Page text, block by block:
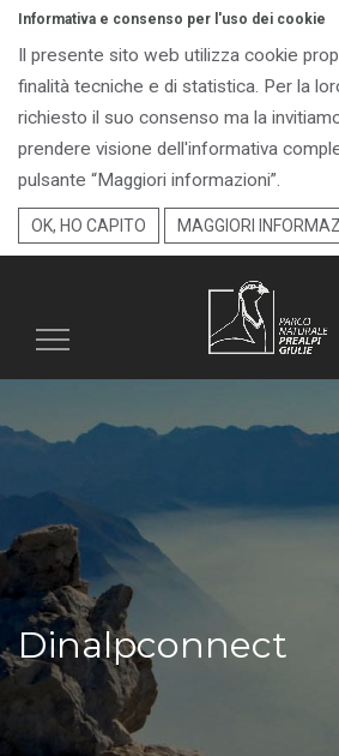
Informativa e consenso per l'uso dei cookie
Il presente sito web utilizza cookie
finalità tecniche e di statistica. Per la
richiesto il suo consenso ma la
prendere visione dell'informativa
pulsante “Maggiori informazioni”.
OK, HO CAPITO MAGGIORI
Toggle
Dinalpconnect